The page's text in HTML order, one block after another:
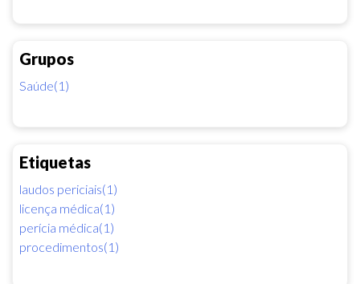
Grupos
Saúde(1)
Etiquetas
laudos periciais(1)
licença médica(1)
perícia médica(1)
procedimentos(1)